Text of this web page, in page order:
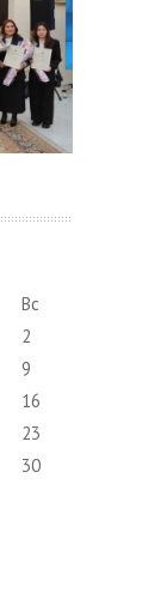
Вс
2
9
16
23
30